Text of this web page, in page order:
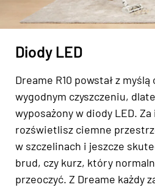
Diody LED
Dreame R10 powstał z myślą
wygodnym czyszczeniu,
wyposażony w diody LED.
rozświetlisz ciemne
w szczelinach i jeszcze
brud, czy kurz, który
przeoczyć. Z Dreame każdy